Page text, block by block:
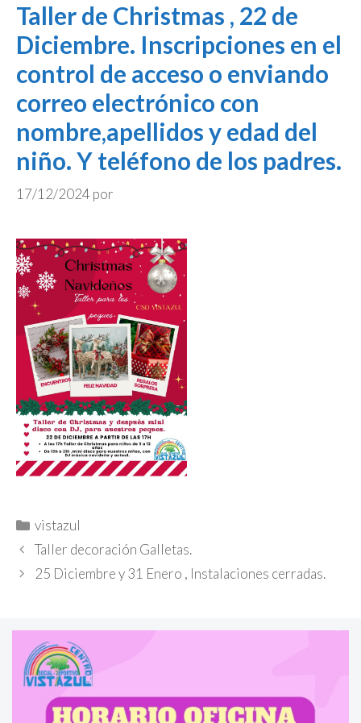
Taller de Christmas , 22 de
Diciembre. Inscripciones en el
control de acceso o enviando
correo electrónico con
nombre,apellidos y edad del
niño. Y teléfono de los padres.
17/12/2024 por
Categorías
vistazul
Taller decoración Galletas.
25 Diciembre y 31 Enero , Instalaciones cerradas.